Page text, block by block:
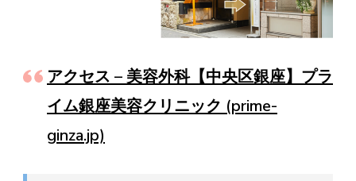
アクセス – 美容外科【中央区銀座】プラ
イム銀座美容クリニック (prime-
ginza.jp)